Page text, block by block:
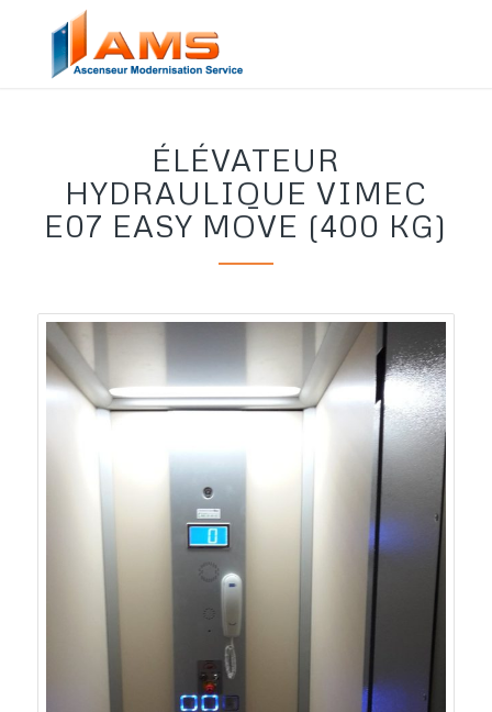
ÉLÉVATEUR
HYDRAULIQUE VIMEC
E07 EASY MOVE (400 KG)